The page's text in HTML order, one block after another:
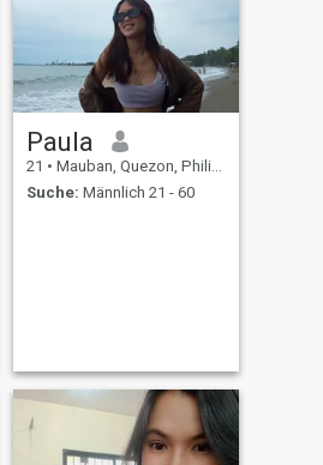
Paula
21 • Mauban, Quezon, Philippinen
Suche: Männlich 21 - 60